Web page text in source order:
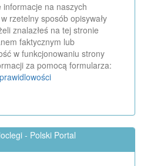
na naszych
rzetelny sposób opisywały
znalazłeś na tej stronie
faktycznym lub
w funkcjonowaniu strony
za pomocą formularza:
- Polski Portal